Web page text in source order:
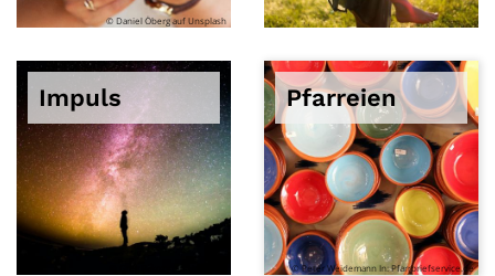
© Daniel Öberg auf Unsplash
Impuls
© Greg Rakozy auf Unsplash
Pfarreien
© Peter Weidemann In: Pfarrbriefservice.de